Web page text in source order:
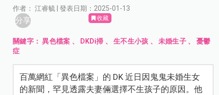
作者： 江睿毓 | 發表日期：2025-01-13
分享 收藏
關鍵字：異色檔案 、 DKDi掃 、生不生小孩 、未婚生子、 憂鬱
症
百萬網紅「異色檔案」的 DK 近日因鬼鬼未婚生女
的新聞，罕見透露夫妻倆選擇不生孩子的原因。他